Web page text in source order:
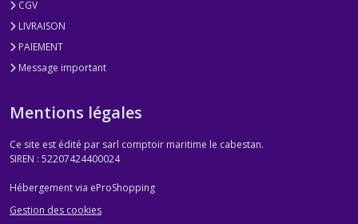
CGV
LIVRAISON
PAIEMENT
Message important
Mentions légales
Ce site est édité par sarl comptoir maritime le cabestan.
SIREN : 52207424400024
Hébergement via eProShopping
Gestion des cookies